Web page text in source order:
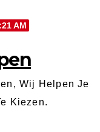
AM
Wij Helpen Je
Kiezen.